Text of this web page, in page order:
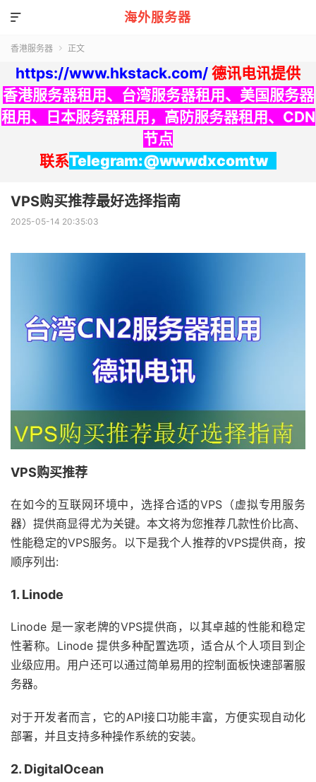
海外服务器

香港服务器  正文
https://www.hkstack.com/ 德讯电讯提供
香港服务器租用、 台湾服务器租用、 美国服务器
租用、 日本服务器租用 ， 高防服务器租用、 CDN
节点
联系Telegram:@wwwdxcomtw
VPS购买推荐最好选择指南
2025-05-14 20:35:03
VPS购买推荐
在如今的互联网环境中，选择合适的VPS（虚拟专用服务
器）提供商显得尤为关键。本文将为您推荐几款性价比高、
性能稳定的VPS服务。以下是我个人推荐的VPS提供商，按
顺序列出:
1. Linode
Linode 是一家老牌的VPS提供商，以其卓越的性能和稳定
性著称。Linode 提供多种配置选项，适合从个人项目到企
业级应用。用户还可以通过简单易用的控制面板快速部署服
务器。
对于开发者而言，它的API接口功能丰富，方便实现自动化
部署，并且支持多种操作系统的安装。
2. DigitalOcean